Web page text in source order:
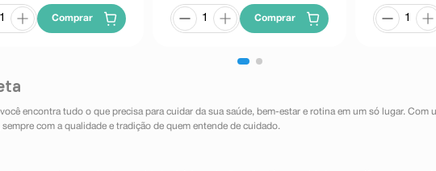
Comprar Comprar
encontra tudo o que precisa para cuidar da sua saúde, bem-estar e rotina em um só lugar. Com
sempre com a qualidade e tradição de quem entende de cuidado.